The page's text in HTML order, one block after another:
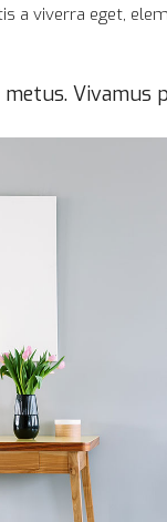
a viverra eget,
Vivamus